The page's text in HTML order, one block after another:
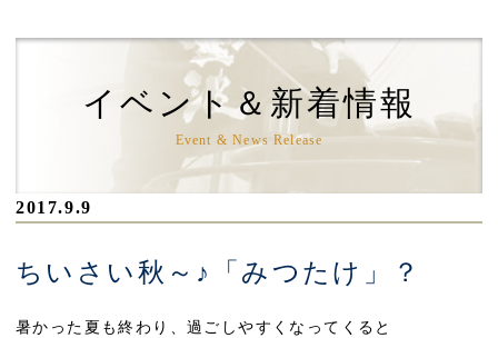
イベント＆新着情報
Event & News Release
2017.9.9
ちいさい秋～♪「みつたけ」？
暑かった夏も終わり、過ごしやすくなってくると